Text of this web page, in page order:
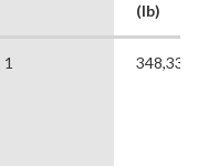
(lb)
1 348,33 lb